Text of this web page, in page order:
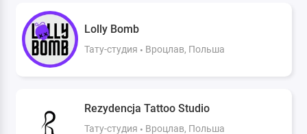
Lolly Bomb
Тату-студия Вроцлав, Польша
Rezydencja Tattoo Studio
Тату-студия
Вроцлав, Польша